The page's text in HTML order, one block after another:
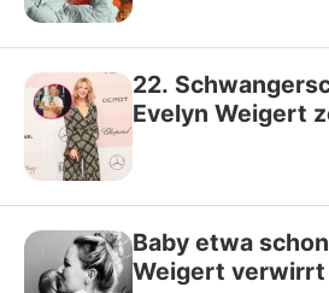
22.
Evelyn Weigert
Baby etwa
Weigert verwirrt